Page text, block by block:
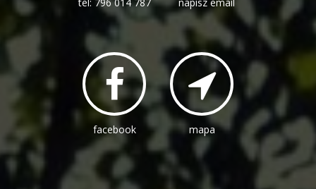
facebook mapa